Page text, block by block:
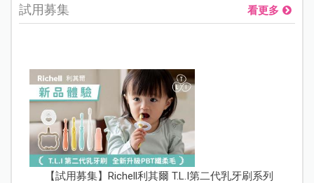
試用募集 看更多
【試用募集】Richell利其爾 T.L.I第二代乳牙刷系列